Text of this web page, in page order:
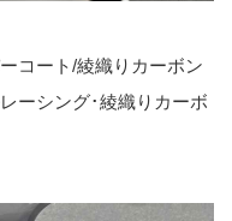
コート/綾織りカーボン
ーシング･綾織りカーボ